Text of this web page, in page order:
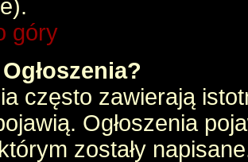
góry
często zawierają
Ogłoszenia
zostały